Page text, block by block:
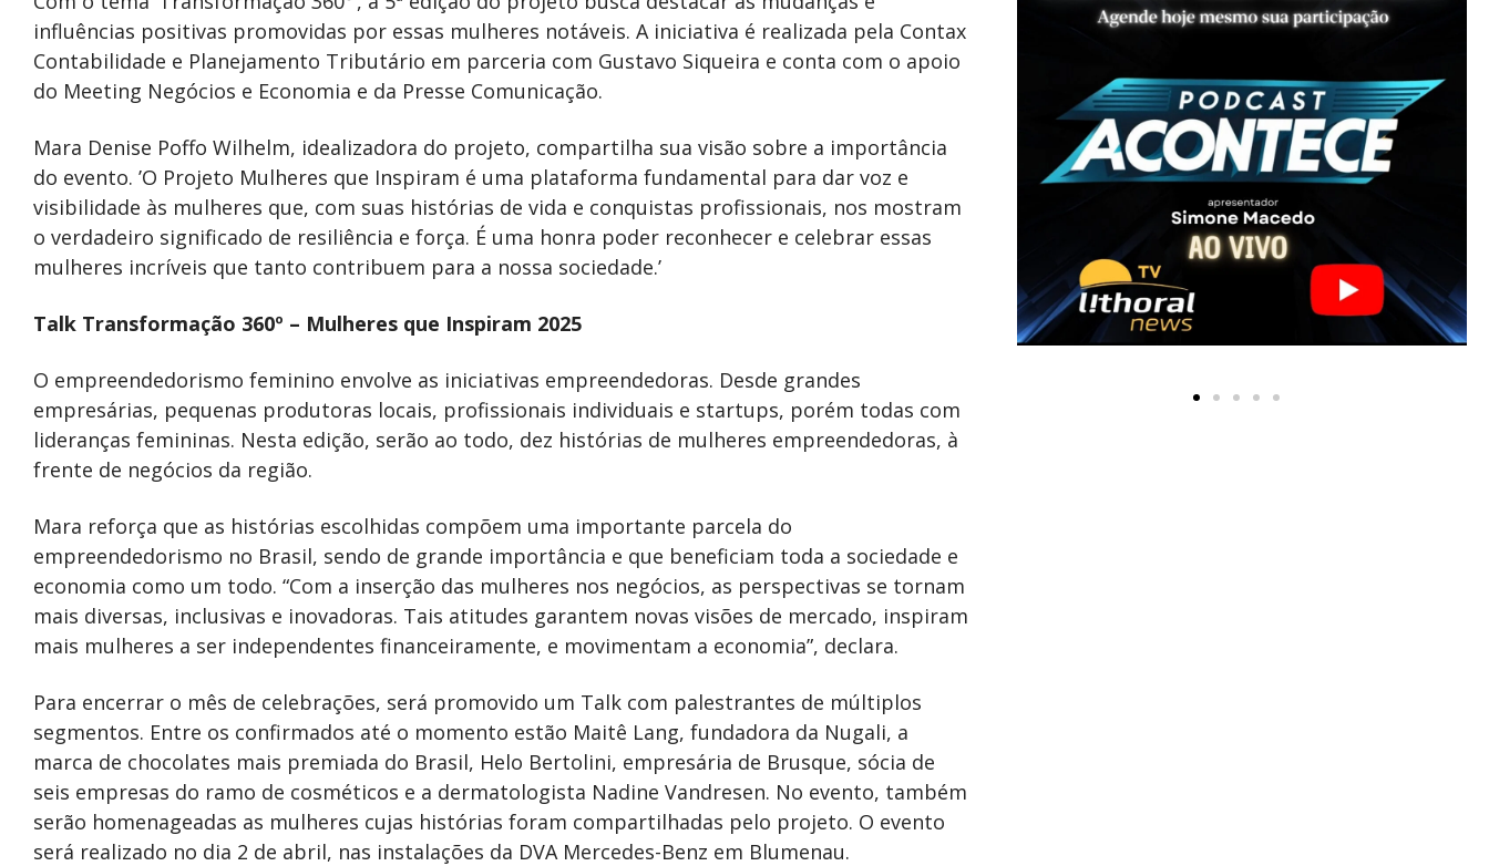
influências positivas promovidas por essas mulheres notáveis. A iniciativa é realizada pela Contax
Contabilidade e Planejamento Tributário em parceria com Gustavo Siqueira e conta com o apoio
do Meeting Negócios e Economia e da Presse Comunicação.
Mara Denise Poffo Wilhelm, idealizadora do projeto, compartilha sua visão sobre a importância
do evento. ’O Projeto Mulheres que Inspiram é uma plataforma fundamental para dar voz e
visibilidade às mulheres que, com suas histórias de vida e conquistas profissionais, nos mostram
o verdadeiro significado de resiliência e força. É uma honra poder reconhecer e celebrar essas
mulheres incríveis que tanto contribuem para a nossa sociedade.’
Talk Transformação 360º – Mulheres que Inspiram 2025
O empreendedorismo feminino envolve as iniciativas empreendedoras. Desde grandes
empresárias, pequenas produtoras locais, profissionais individuais e startups, porém todas com
lideranças femininas. Nesta edição, serão ao todo, dez histórias de mulheres empreendedoras, à
frente de negócios da região.
Mara reforça que as histórias escolhidas compõem uma importante parcela do
empreendedorismo no Brasil, sendo de grande importância e que beneficiam toda a sociedade e
economia como um todo. “Com a inserção das mulheres nos negócios, as perspectivas se tornam
mais diversas, inclusivas e inovadoras. Tais atitudes garantem novas visões de mercado, inspiram
mais mulheres a ser independentes financeiramente, e movimentam a economia”, declara.
Para encerrar o mês de celebrações, será promovido um Talk com palestrantes de múltiplos
segmentos. Entre os confirmados até o momento estão Maitê Lang, fundadora da Nugali, a
marca de chocolates mais premiada do Brasil, Helo Bertolini, empresária de Brusque, sócia de
seis empresas do ramo de cosméticos e a dermatologista Nadine Vandresen. No evento, também
serão homenageadas as mulheres cujas histórias foram compartilhadas pelo projeto. O evento
será realizado no dia 2 de abril, nas instalações da DVA Mercedes-Benz em Blumenau.